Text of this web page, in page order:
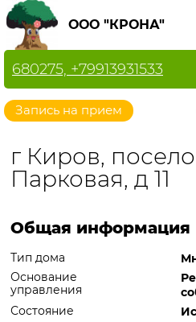
ООО "КРОНА"
Запись на прием
680275, +79913931533
г Киров,
Парковая, д 11
Общая информация
Тип дома
Основание
управления
Состояние